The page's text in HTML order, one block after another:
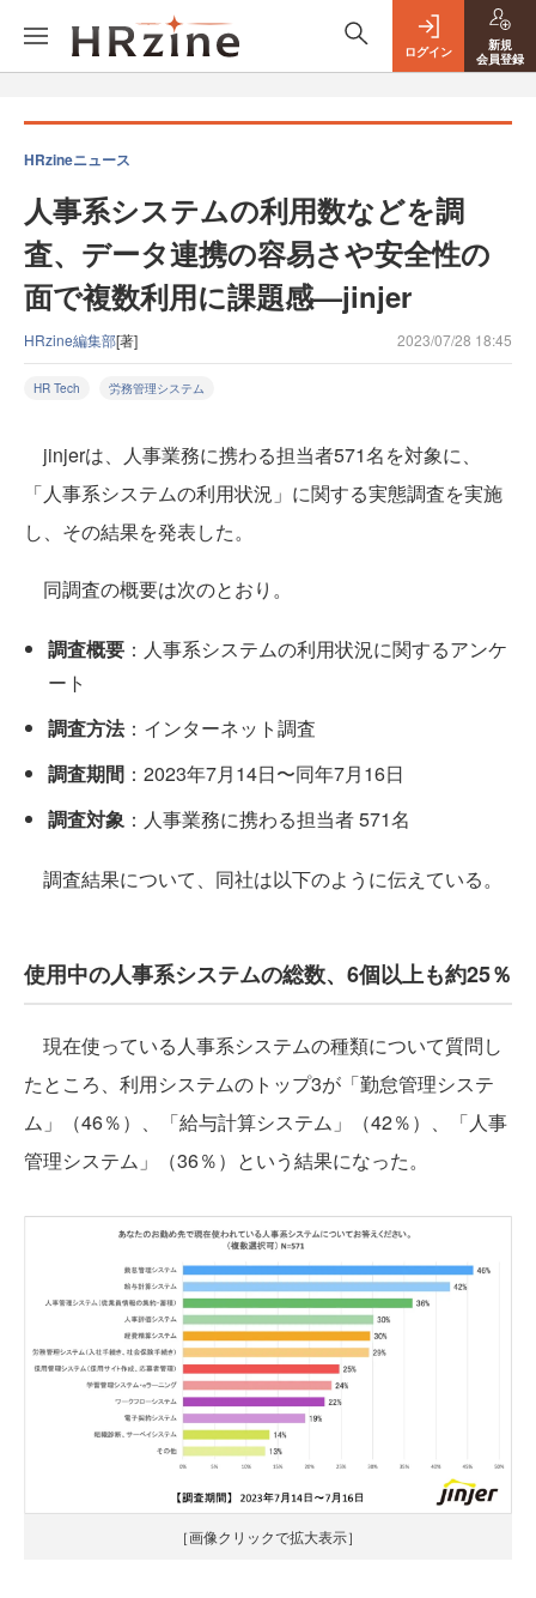
ログイン
新規
会員登録
HRzineニュース
人事系システムの利用数などを調
査、データ連携の容易さや安全性の
面で複数利用に課題感—jinjer
HRzine編集部[著] 2023/07/28 18:45
HR Tech 労務管理システム
jinjerは、人事業務に携わる担当者571名を対象に、
「人事系システムの利用状況」に関する実態調査を実施
し、その結果を発表した。
同調査の概要は次のとおり。
調査概要 ：人事系システムの利用状況に関するアンケ
ート
調査方法：インターネット調査
調査期間 ：2023年7月14日〜同年7月16日
調査対象 ：人事業務に携わる担当者 571名
調査結果について、同社は以下のように伝えている。
使用中の人事系システムの総数、6個以上も約25％
現在使っている人事系システムの種類について質問し
たところ、利用システムのトップ3が「勤怠管理システ
ム」（46％）、「給与計算システム」（42％）、「人事
管理システム」（36％）という結果になった。
［画像クリックで拡大表示］